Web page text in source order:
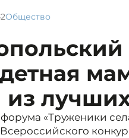
Общество
«Труженики